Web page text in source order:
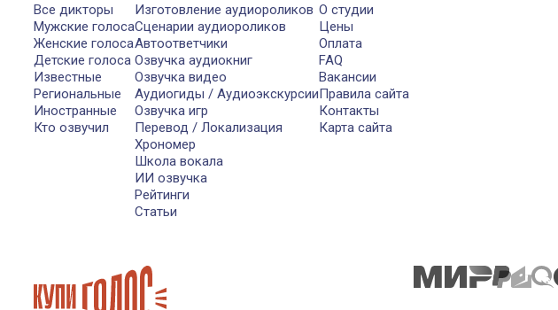
Все дикторы
Мужские голоса
Женские голоса
Детские голоса
Известные
Региональные
Иностранные
Кто озвучил
Изготовление аудиороликов
Сценарии аудиороликов
Автоответчики
Озвучка аудиокниг
Озвучка видео
Аудиогиды / Аудиоэкскурсии
Озвучка игр
Перевод / Локализация
Хрономер
Школа вокала
ИИ озвучка
Рейтинги
Статьи
О студии
Цены
Оплата
FAQ
Вакансии
Правила сайта
Контакты
Карта сайта